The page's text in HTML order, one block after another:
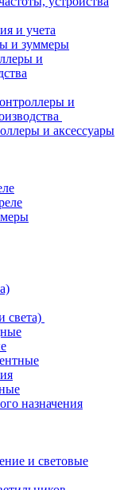
и учета
и зуммеры
и
и
и аксессуары
света)
назначения
и световые